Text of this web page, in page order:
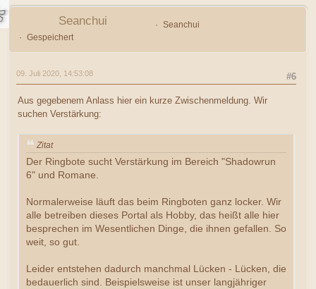
Seanchui
Seanchui
Gespeichert
#6
09. Juli 2020, 14:53:08
Aus gegebenem Anlass hier ein kurze Zwischenmeldung. Wir
suchen Verstärkung:
Zitat
Der Ringbote sucht Verstärkung im Bereich "Shadowrun
6" und Romane.
Normalerweise läuft das beim Ringboten ganz locker. Wir
alle betreiben dieses Portal als Hobby, das heißt alle hier
besprechen im Wesentlichen Dinge, die ihnen gefallen. So
weit, so gut.
Leider entstehen dadurch manchmal Lücken - Lücken, die
bedauerlich sind. Beispielsweise ist unser langjähriger